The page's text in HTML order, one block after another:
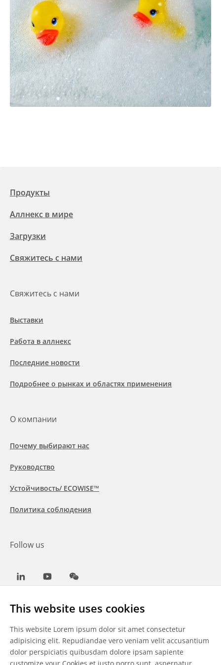
This website uses cookies
This website Lorem ipsum dolor sit amet consectetur
adipisicing elit. Repudiandae vero veniam velit accusantium
dolor perspiciatis quibusdam dolore ipsam sapiente
Продукты
Аллнекс в мире
Загрузки
Свяжитесь с нами
Свяжитесь с нами
Выставки
Работа в аллнекс
Последние новости
Подробнее о рынках и областях применения
О компании
Почему выбирают нас
Руководство
Устойчивость/ ECOWISE™
Политика соблюдения
Follow us
LinkedInYoutubeWeChat
Общие условия
Отказ от ответственности